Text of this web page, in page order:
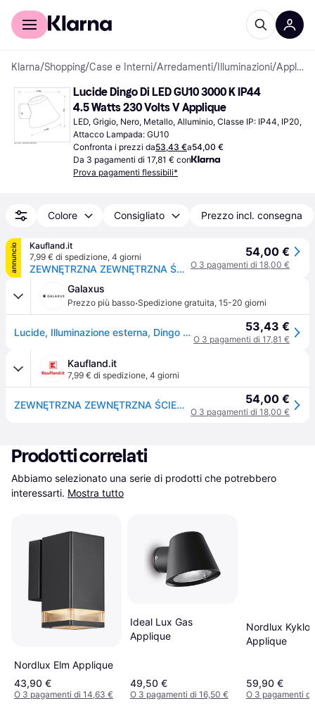
Per il tuo shopping
Klarna/Shopping/Case e Interni/Arredamenti/ Illuminazioni/ Applique
Lucide Dingo Di LED GU10 3000 K IP44
4.5 Watts 230 Volts V Applique
LED, Grigio, Nero, Metallo, Alluminio, Classe IP: IP44, IP20,
Attacco Lampada: GU10
Confronta i prezzi da53,43 €a54,00 €
Da 3 pagamenti di 17,81 € con
Prova pagamenti flessibili*
Colore Consigliato Prezzo incl. consegna
annuncio
Kaufland.it
7,99 € di spedizione, 4 giorni
ZEWNĘTRZNA ZEWNĘTRZNA ŚCIENNA Shine GU10 5W 3000K DINGO 14881/05/30
54,00 €
O 3 pagamenti di 18,00 €
Galaxus
Prezzo più basso·Spedizione gratuita, 15-20 giorni
Lucide, Illuminazione esterna, Dingo (320lm, GU10, IP44) 53,43 €
O 3 pagamenti di 17,81 €
Kaufland.it
7,99 € di spedizione, 4 giorni
ZEWNĘTRZNA ZEWNĘTRZNA ŚCIENNA Shine GU10 5W 3000K DINGO 14881/05/30 54,00 €
O 3 pagamenti di 18,00 €
Prodotti correlati
Abbiamo selezionato una serie di prodotti che potrebbero
interessarti. Mostra tutto
Nordlux Elm Applique
43,90 €
O 3 pagamenti di 14,63 €
Ideal Lux Gas
Applique
49,50 €
O 3 pagamenti di 16,50 €
Nordlux
Applique
59,90 €
O 3 pagamenti di